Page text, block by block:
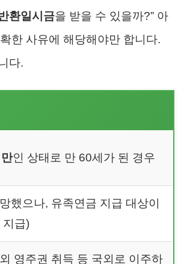
환일시금을 받을 수 있을까?” 아
한 사유에 해당해야만 합니다.
다.
인 상태로 만 60세가 된 경우
했으나, 유족연금 지급 대상이
지급)
영주권 취득 등 국외로 이주하